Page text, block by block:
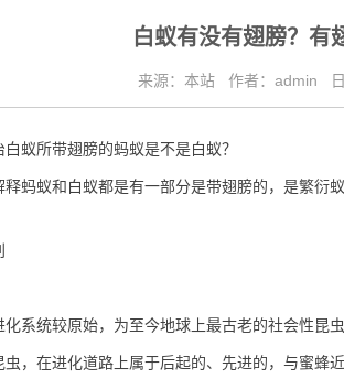
白蚁有没有翅膀？有
来源：本站 作者：admin
白蚁所带翅膀的蚂蚁是不是白蚁？
蚂蚁和白蚁都是有一部分是带翅膀的，是繁
化系统较原始，为至今地球上最古老的社会性昆
虫，在进化道路上属于后起的、先进的，与蜜蜂